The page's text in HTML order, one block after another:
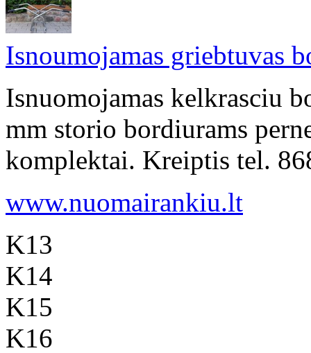
Isnoumojamas griebtuvas
Isnuomojamas kelkrasciu
mm storio bordiurams
komplektai. Kreiptis tel.
www.nuomairankiu.lt
K13
K14
K15
K16